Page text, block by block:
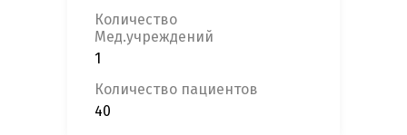
Количество
Мед.учреждений
1
Количество пациентов
40